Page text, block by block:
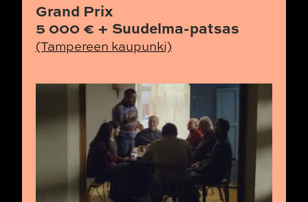
Grand Prix
5 000 € + Suudelma-patsas
(Tampereen kaupunki)